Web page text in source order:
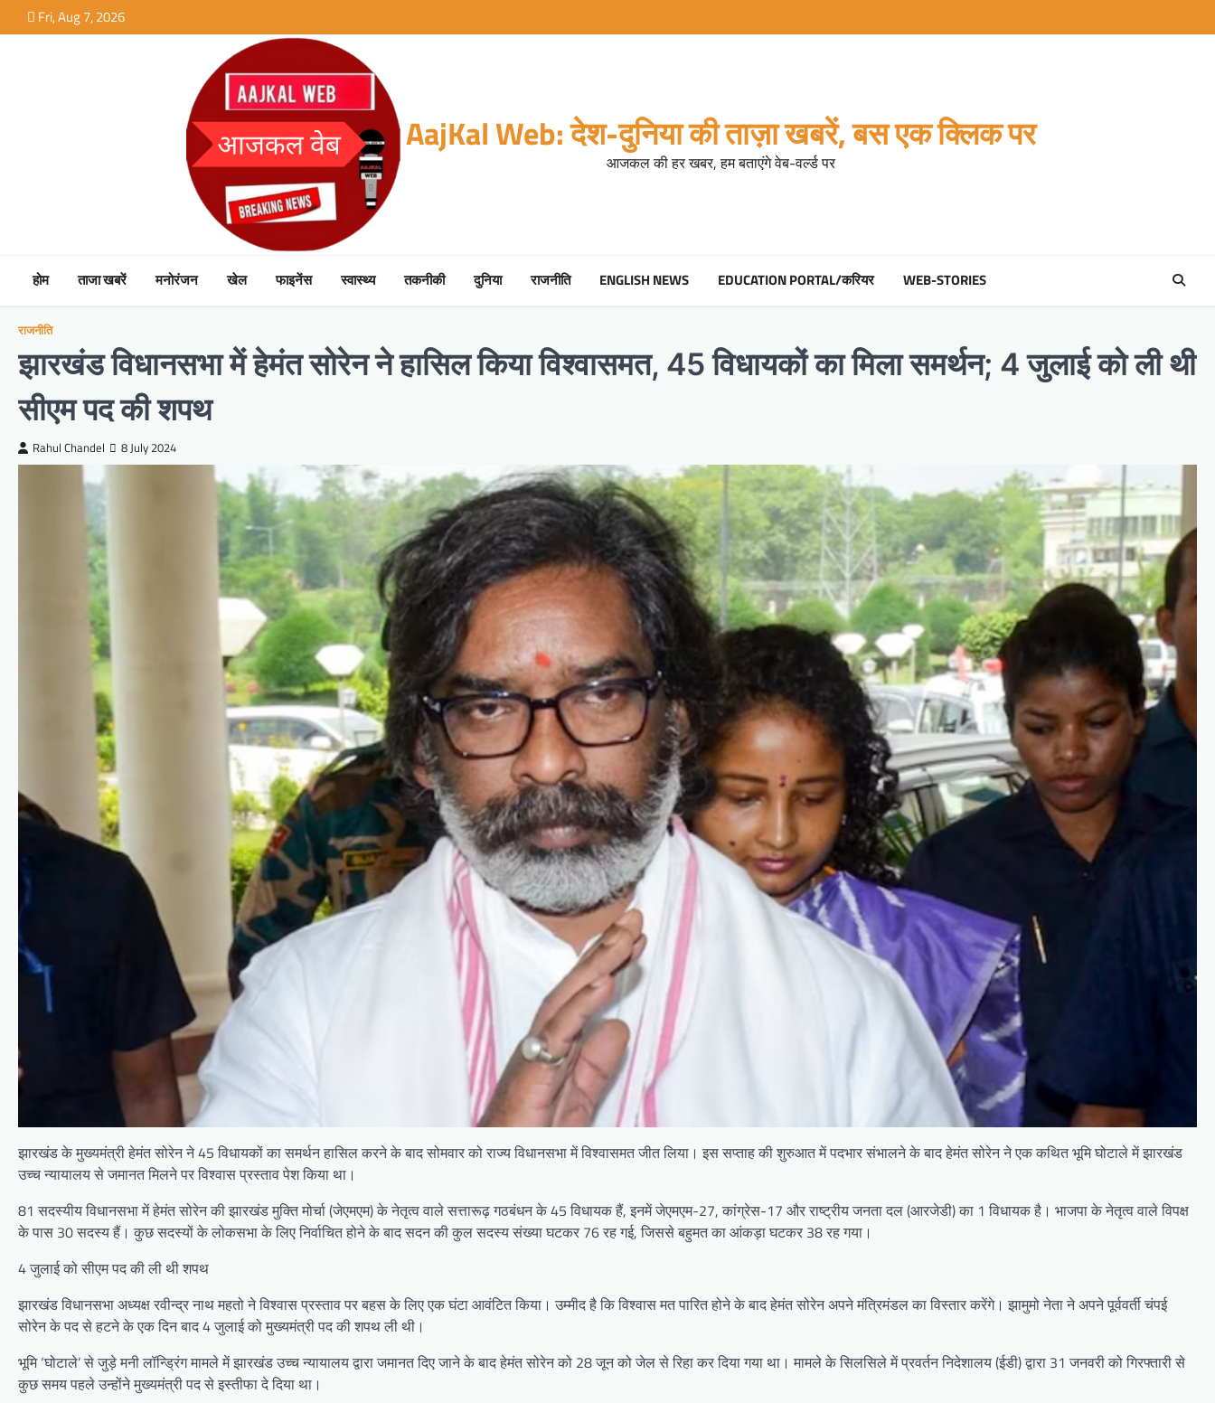
to
Fri, Aug 7, 2026
AajKal Web: देश-दुनिया की ताज़ा खबरें, बस एक क्लिक पर
आजकल की हर खबर, हम बताएंगे वेब-वर्ल्ड पर
होम ताजा खबरें मनोरंजन खेल फाइनेंस स्वास्थ्य तकनीकी दुनिया राजनीति ENGLISH NEWS EDUCATION PORTAL/करियर WEB-STORIES
राजनीति
झारखंड विधानसभा में हेमंत सोरेन ने हासिल किया विश्वासमत, 45 विधायकों का मिला समर्थन; 4 जुलाई को ली थी
सीएम पद की शपथ
Rahul Chandel 8 July 2024
झारखंड के मुख्यमंत्री हेमंत सोरेन ने 45 विधायकों का समर्थन हासिल करने के बाद सोमवार को राज्य विधानसभा में विश्वासमत जीत लिया। इस सप्ताह की शुरुआत में पदभार संभालने के बाद हेमंत सोरेन ने एक कथित भूमि घोटाले में झारखंड
उच्च न्यायालय से जमानत मिलने पर विश्वास प्रस्ताव पेश किया था।
81 सदस्यीय विधानसभा में हेमंत सोरेन की झारखंड मुक्ति मोर्चा (जेएमएम) के नेतृत्व वाले सत्तारूढ़ गठबंधन के 45 विधायक हैं, इनमें जेएमएम-27, कांग्रेस-17 और राष्ट्रीय जनता दल (आरजेडी) का 1 विधायक है। भाजपा के नेतृत्व वाले विपक्ष
के पास 30 सदस्य हैं। कुछ सदस्यों के लोकसभा के लिए निर्वाचित होने के बाद सदन की कुल सदस्य संख्या घटकर 76 रह गई, जिससे बहुमत का आंकड़ा घटकर 38 रह गया।
4 जुलाई को सीएम पद की ली थी शपथ
झारखंड विधानसभा अध्यक्ष रवीन्द्र नाथ महतो ने विश्वास प्रस्ताव पर बहस के लिए एक घंटा आवंटित किया। उम्मीद है कि विश्वास मत पारित होने के बाद हेमंत सोरेन अपने मंत्रिमंडल का विस्तार करेंगे। झामुमो नेता ने अपने पूर्ववर्ती चंपई
सोरेन के पद से हटने के एक दिन बाद 4 जुलाई को मुख्यमंत्री पद की शपथ ली थी।
भूमि ‘घोटाले’ से जुड़े मनी लॉन्ड्रिंग मामले में झारखंड उच्च न्यायालय द्वारा जमानत दिए जाने के बाद हेमंत सोरेन को 28 जून को जेल से रिहा कर दिया गया था। मामले के सिलसिले में प्रवर्तन निदेशालय (ईडी) द्वारा 31 जनवरी को गिरफ्तारी से
कुछ समय पहले उन्होंने मुख्यमंत्री पद से इस्तीफा दे दिया था।